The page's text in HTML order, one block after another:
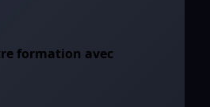
formation avec